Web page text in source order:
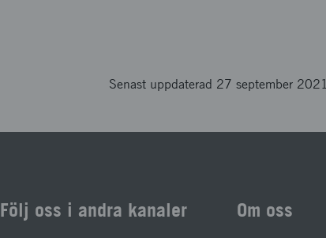
Senast uppdaterad 27 september 2021
Följ oss i andra kanaler Om oss